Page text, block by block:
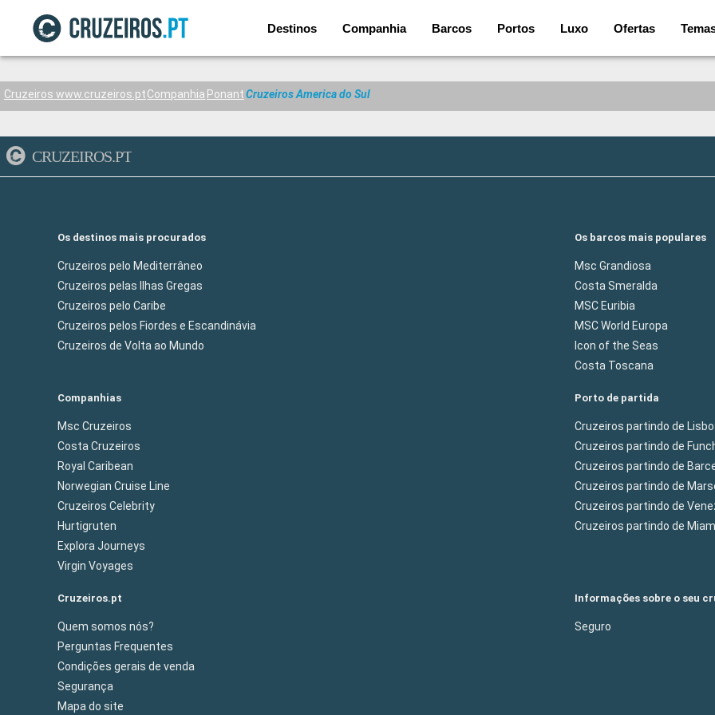
Destinos Companhia Barcos Portos Luxo Ofertas
Cruzeiros www.cruzeiros.ptCompanhia PonantCruzeiros America do Sul
CRUZEIROS.PT
Os destinos mais procurados
Cruzeiros pelo Mediterrâneo
Cruzeiros pelas Ilhas Gregas
Cruzeiros pelo Caribe
Cruzeiros pelos Fiordes e Escandinávia
Cruzeiros de Volta ao Mundo
Os barcos mais populares
Msc Grandiosa
Costa Smeralda
MSC Euribia
MSC World Europa
Icon of the Seas
Costa Toscana
Companhias
Msc Cruzeiros
Costa Cruzeiros
Royal Caribean
Norwegian Cruise Line
Cruzeiros Celebrity
Hurtigruten
Explora Journeys
Virgin Voyages
Porto de partida
Cruzeiros partindo de
Cruzeiros partindo de
Cruzeiros partindo de
Cruzeiros partindo de
Cruzeiros partindo de
Cruzeiros partindo de Miam
Cruzeiros.pt
Quem somos nós?
Perguntas Frequentes
Condições gerais de venda
Segurança
Mapa do site
Informações sobre o seu
Seguro